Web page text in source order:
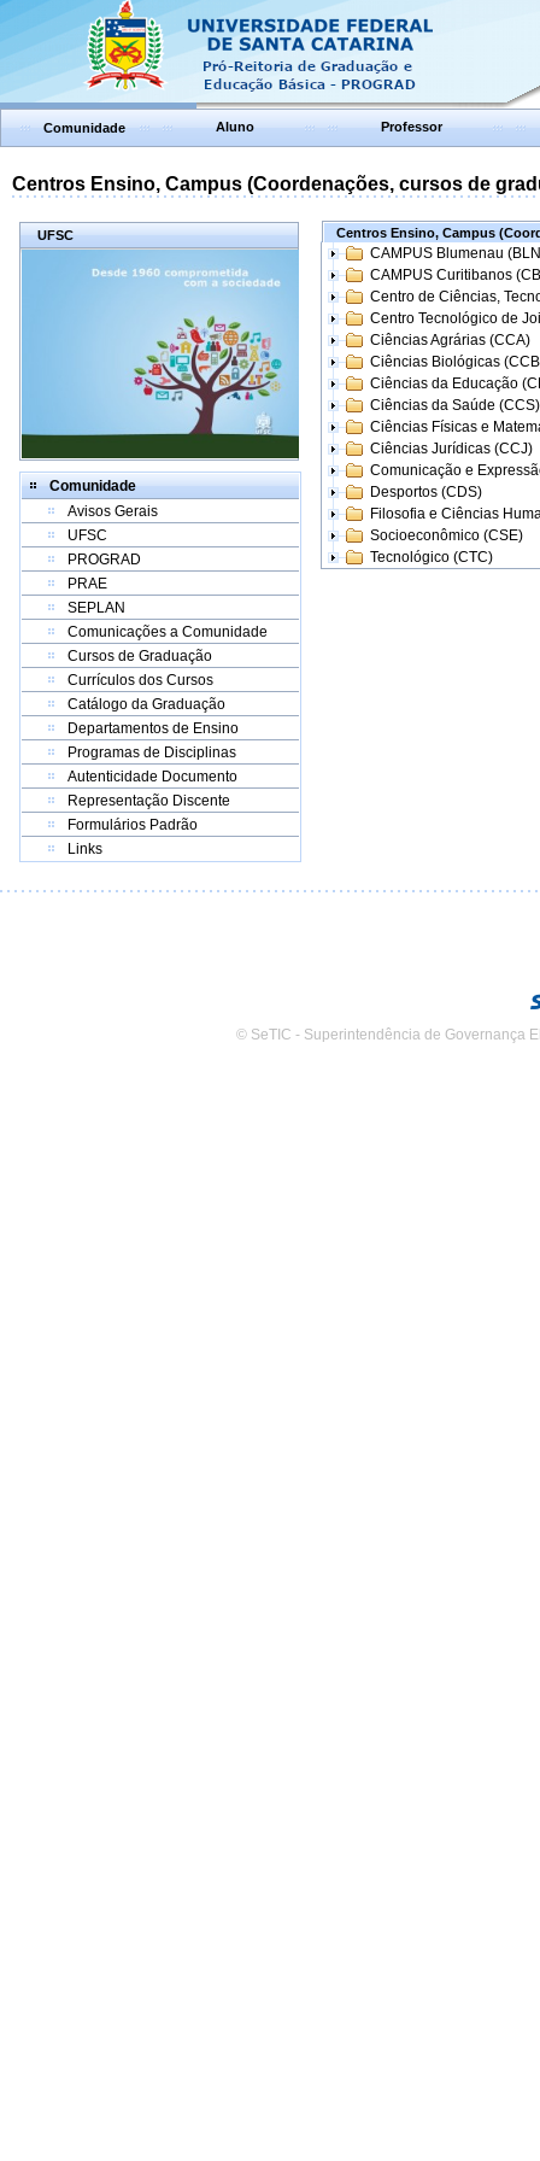
Comunidade Aluno Professor
Centros Ensino, Campus (Coordenações, cursos de
UFSC
Comunidade
Avisos Gerais
UFSC
PROGRAD
PRAE
SEPLAN
Comunicações a Comunidade
Cursos de Graduação
Currículos dos Cursos
Catálogo da Graduação
Departamentos de Ensino
Programas de Disciplinas
Autenticidade Documento
Representação Discente
Formulários Padrão
Links
Centros Ensino, Campus
CAMPUS Blumenau
CAMPUS Curitibanos
Centro de Ciências,
Centro Tecnológico de
Ciências Agrárias (CCA)
Ciências Biológicas
Ciências da Educação
Ciências da Saúde (CCS)
Ciências Físicas e
Ciências Jurídicas (CCJ)
Comunicação e
Desportos (CDS)
Filosofia e Ciências
Socioeconômico (CSE)
Tecnológico (CTC)
© SeTIC - Superintendência de Governança